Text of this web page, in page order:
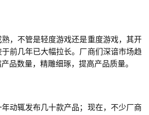
，不管是轻度游戏还是重度游戏，其开
前几年已大幅拉长。厂商们深谙市场趋
品数量，精雕细琢，提高产品质量。
动辄发布几十款产品；现在，不少厂商